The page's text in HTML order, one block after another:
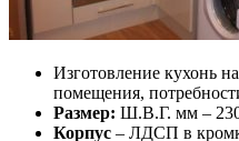
Изготовление кухонь
помещения,
Размер: Ш.В.Г. мм –
Корпус – ЛДСП в